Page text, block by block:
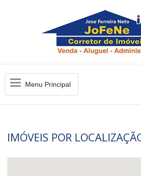
MenuMenu Principal
IMÓVEIS POR